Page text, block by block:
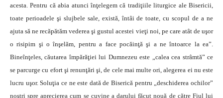
acesta. Pentru că abia atunci înţelegem că tradiţiile liturgice ale Bisericii,
toate perioadele şi slujbele sale, există, întâi de toate, cu scopul de a ne
ajuta să ne recăpătăm vederea şi gustul acestei vieţi noi, pe care atât de uşor
o risipim şi o înşelăm, pentru a face pocăinţă şi a ne întoarce la ea”.
Bineînţeles, căutarea împărăţiei lui Dumnezeu este „calea cea strâmtă” ce
se parcurge cu efort şi renunţări şi, de cele mai multe ori, alegerea ei nu este
lucru uşor. Soluţia ce ne este dată de Biserică pentru „deschiderea ochilor”
noştri spre aprecierea cum se cuvine a darului făcut nouă de către Fiul lui